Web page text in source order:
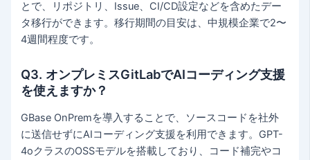
とで、リポジトリ、Issue、CI/CD設定などを含めたデー
タ移行ができます。移行期間の目安は、中規模企業で2〜
4週間程度です。
Q3. オンプレミスGitLabでAIコーディング支援
を使えますか？
GBase OnPremを導入することで、ソースコードを社外
に送信せずにAIコーディング支援を利用できます。GPT-
4oクラスのOSSモデルを搭載しており、コード補完やコ